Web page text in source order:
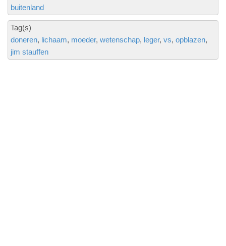
buitenland
Tag(s)
doneren lichaam moeder wetenschap leger vs opblazen
jim stauffen